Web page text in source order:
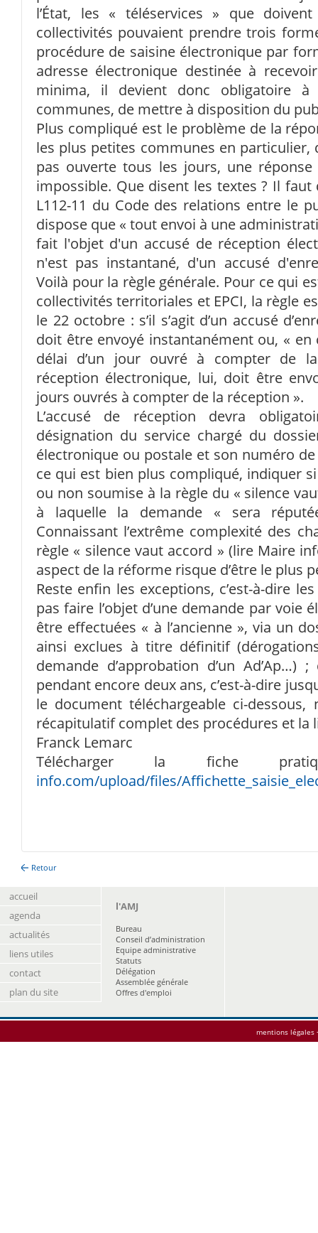
l’État, les « téléservices » que
collectivités pouvaient prendre trois
procédure de saisine électronique par
adresse électronique destinée à
minima, il devient donc obligatoire
communes, de mettre à disposition du
Plus compliqué est le problème de la
les plus petites communes en particulier,
pas ouverte tous les jours, une
impossible. Que disent les textes ? Il faut
L112-11 du Code des relations entre le
dispose que « tout envoi à une
fait l'objet d'un accusé de réception
n'est pas instantané, d'un accusé
Voilà pour la règle générale. Pour ce qui
collectivités territoriales et EPCI, la règle
le 22 octobre : s’il s’agit d’un accusé
doit être envoyé instantanément ou, « en
délai d’un jour ouvré à compter de la
réception électronique, lui, doit être
jours ouvrés à compter de la réception ».
L’accusé de réception devra
désignation du service chargé du
électronique ou postale et son numéro
ce qui est bien plus compliqué, indiquer
ou non soumise à la règle du « silence
à laquelle la demande « sera
Connaissant l’extrême complexité des
règle « silence vaut accord » (lire Maire
aspect de la réforme risque d’être le plus
Reste enfin les exceptions, c’est-à-dire
pas faire l’objet d’une demande par voie
être effectuées « à l’ancienne », via un
ainsi exclues à titre définitif
demande d’approbation d’un Ad’Ap…)
pendant encore deux ans, c’est-à-dire
le document téléchargeable ci-
récapitulatif complet des procédures et la
Franck Lemarc
Télécharger la fiche
info.com/upload/files/
Retour
accueil
agenda
actualités
liens utiles
contact
plan du site
l'AMJ
Bureau
Conseil d’administration
Equipe administrative
Statuts
Délégation
Assemblée générale
Offres d'emploi
mentions légales